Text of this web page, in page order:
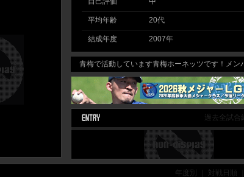
平均年齢 20代
結成年度 2007年
青梅で活動しています青梅ホーネッツです！メン
過去全試合
年度別 ｜ 対戦日順